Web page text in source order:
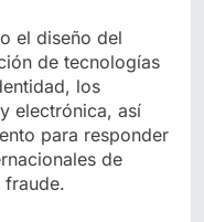
el diseño del
de tecnologías
los
electrónica, así
para responder
de
fraude.